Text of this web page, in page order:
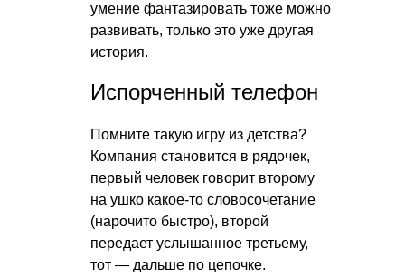
умение фантазировать тоже можно
развивать, только это уже другая
история.
Испорченный телефон
Помните такую игру из детства?
Компания становится в рядочек,
первый человек говорит второму
на ушко какое-то словосочетание
(нарочито быстро), второй
передает услышанное третьему,
тот — дальше по цепочке.